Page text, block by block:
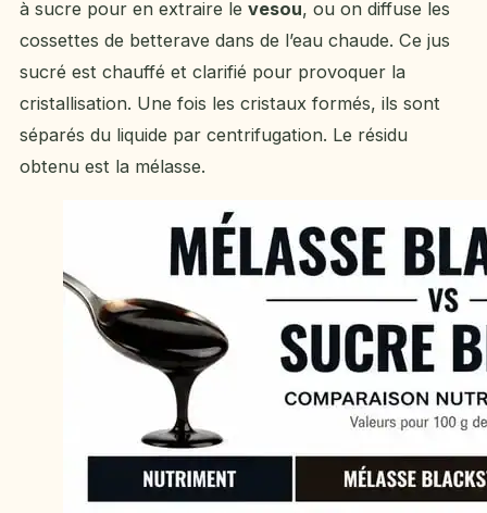
à sucre pour en extraire le vesou, ou on diffuse les
cossettes de betterave dans de l’eau chaude. Ce jus
sucré est chauffé et clarifié pour provoquer la
cristallisation. Une fois les cristaux formés, ils sont
séparés du liquide par centrifugation. Le résidu
obtenu est la mélasse.